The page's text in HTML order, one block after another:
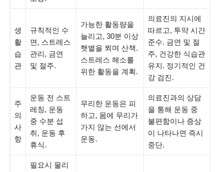
생
활
습
관
규칙적인 수
면, 스트레스
관리, 금연
및 절주.
가능한 활동량을
늘리고, 30분 이상
햇볕을 쬐며 산책.
스트레스 해소를
위한 활동을 계획.
의료진의 지시에
따르고, 투약 시간
준수. 금연 및 절
주, 건강한 식습관
유지. 정기적인 건
강 검진.
주
의
사
항
운동 전 스트
레칭, 운동
중 수분 섭
취, 운동 후
휴식.
무리한 운동은 피
하고, 몸에 무리가
가지 않는 선에서
운동.
의료진과의 상담
을 통해 운동 중
불편함이나 증상
이 나타나면 즉시
중단.
필요시 물리